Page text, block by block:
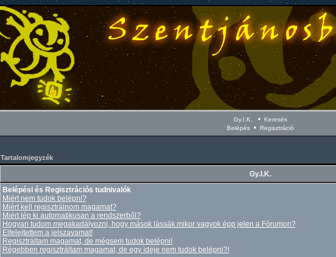
Gy.I.K. •
Keresés
Belépés • Regisztráció
Tartalomjegyzék
Gy.I.K.
Belépési és Regisztrációs tudnivalók
Miért nem tudok belépni?
Miért kell regisztrálnom magamat?
Miért lép ki automatikusan a rendszerből?
Hogyan tudom megakadályozni, hogy mások lássák mikor vagyok épp jelen a Fórumon?
Elfelejtettem a jelszavamat!
Regisztráltam magamat, de mégsem tudok belépni!
Régebben regisztráltam magamat, de egy ideje nem tudok belépni?!